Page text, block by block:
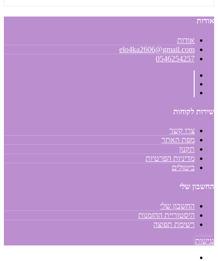
אודות
אודות
elo4ka2606@gmail.com
0546254257
שירות לקוחות
צרו קשר
מפת האתר
תקנון
מדיניות הפרטיות
ביטולים
החשבון שלי
החשבון שלי
היסטוריית ההזמנות
רשימת תפוצה
נגישות